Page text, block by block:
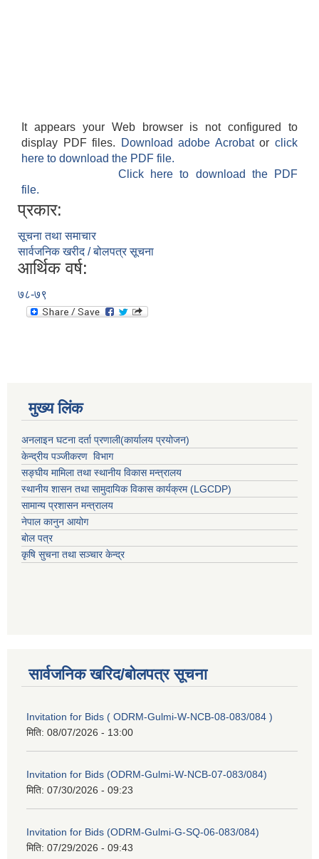
It appears your Web browser is not configured to
display PDF files.
Download adobe Acrobatorclick
here to download the PDF file.
Click here to download the PDF
file.
प्रकार:
सूचना तथा समाचार
सार्वजनिक खरीद / बोलपत्र सूचना
आर्थिक वर्ष:
७८-७९
मुख्य लिंक
अनलाइन घटना दर्ता प्रणाली(कार्यालय प्रयोजन)
केन्द्रीय पञ्जीकरण विभाग
सङ्घीय मामिला तथा स्थानीय विकास मन्त्रालय
स्थानीय शासन तथा सामुदायिक विकास कार्यक्रम (LGCDP)
सामान्य प्रशासन मन्त्रालय
नेपाल कानुन आयोग
बाेल पत्र
कृषि सुचना तथा सञ्चार केन्द्र
सार्वजनिक खरिद/बोलपत्र सूचना
Invitation for Bids ( ODRM-Gulmi-W-NCB-08-083/084 )
मिति: 08/07/2026 - 13:00
Invitation for Bids (ODRM-Gulmi-W-NCB-07-083/084)
मिति: 07/30/2026 - 09:23
Invitation for Bids (ODRM-Gulmi-G-SQ-06-083/084)
मिति: 07/29/2026 - 09:43